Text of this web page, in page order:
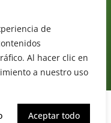
de
Al hacer clic en
a nuestro uso
Aceptar todo